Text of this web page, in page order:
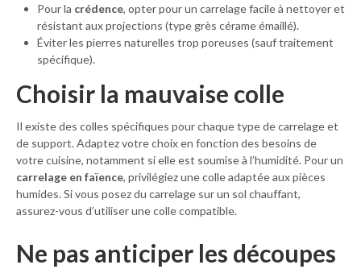
Pour la crédence, opter pour un carrelage facile à nettoyer et
résistant aux projections (type grès cérame émaillé).
Éviter les pierres naturelles trop poreuses (sauf traitement
spécifique).
Choisir la mauvaise colle
Il existe des colles spécifiques pour chaque type de carrelage et
de support. Adaptez votre choix en fonction des besoins de
votre cuisine, notamment si elle est soumise à l’humidité. Pour un
carrelage en faïence, privilégiez une colle adaptée aux pièces
humides. Si vous posez du carrelage sur un sol chauffant,
assurez-vous d’utiliser une colle compatible.
Ne pas anticiper les découpes